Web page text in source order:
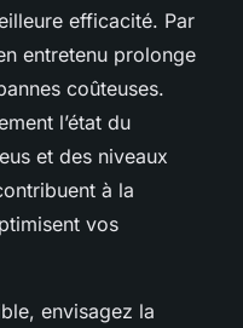
efficacité. Par
entretenu prolonge
coûteuses.
l’état du
et des niveaux
à la
vos
envisagez la